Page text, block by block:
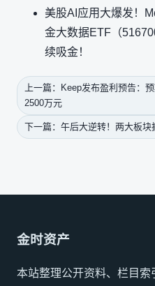
美股AI应用大爆发！
金大数据ETF（
续吸金！
上一篇：Keep发布盈利预告：
2500万元
下一篇：午后大逆转！两大板
金时资产
本站整理公开资料、栏目